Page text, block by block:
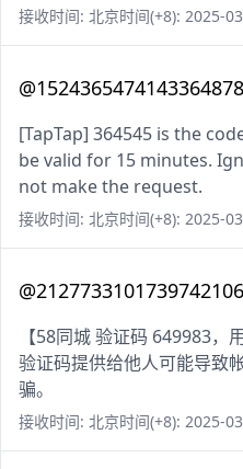
接收时间: 北京时间(+8): 2025-
[TapTap] 364545 is the
be valid for 15 minutes.
not make the request.
接收时间: 北京时间(+8): 2025-
【58同城 验证码 649983，
验证码提供给他人可能导致
骗。
接收时间: 北京时间(+8): 2025-